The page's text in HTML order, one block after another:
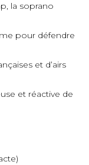
la soprano
pour défendre
et d’airs
et réactive de